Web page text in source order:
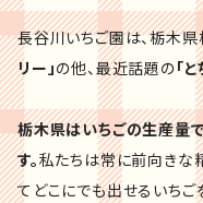
長谷川いちご園は、栃木
リー」の他、最近話題の「
栃木県はいちごの生産量
す。私たちは常に前向きな
てどこにでも出せるいち